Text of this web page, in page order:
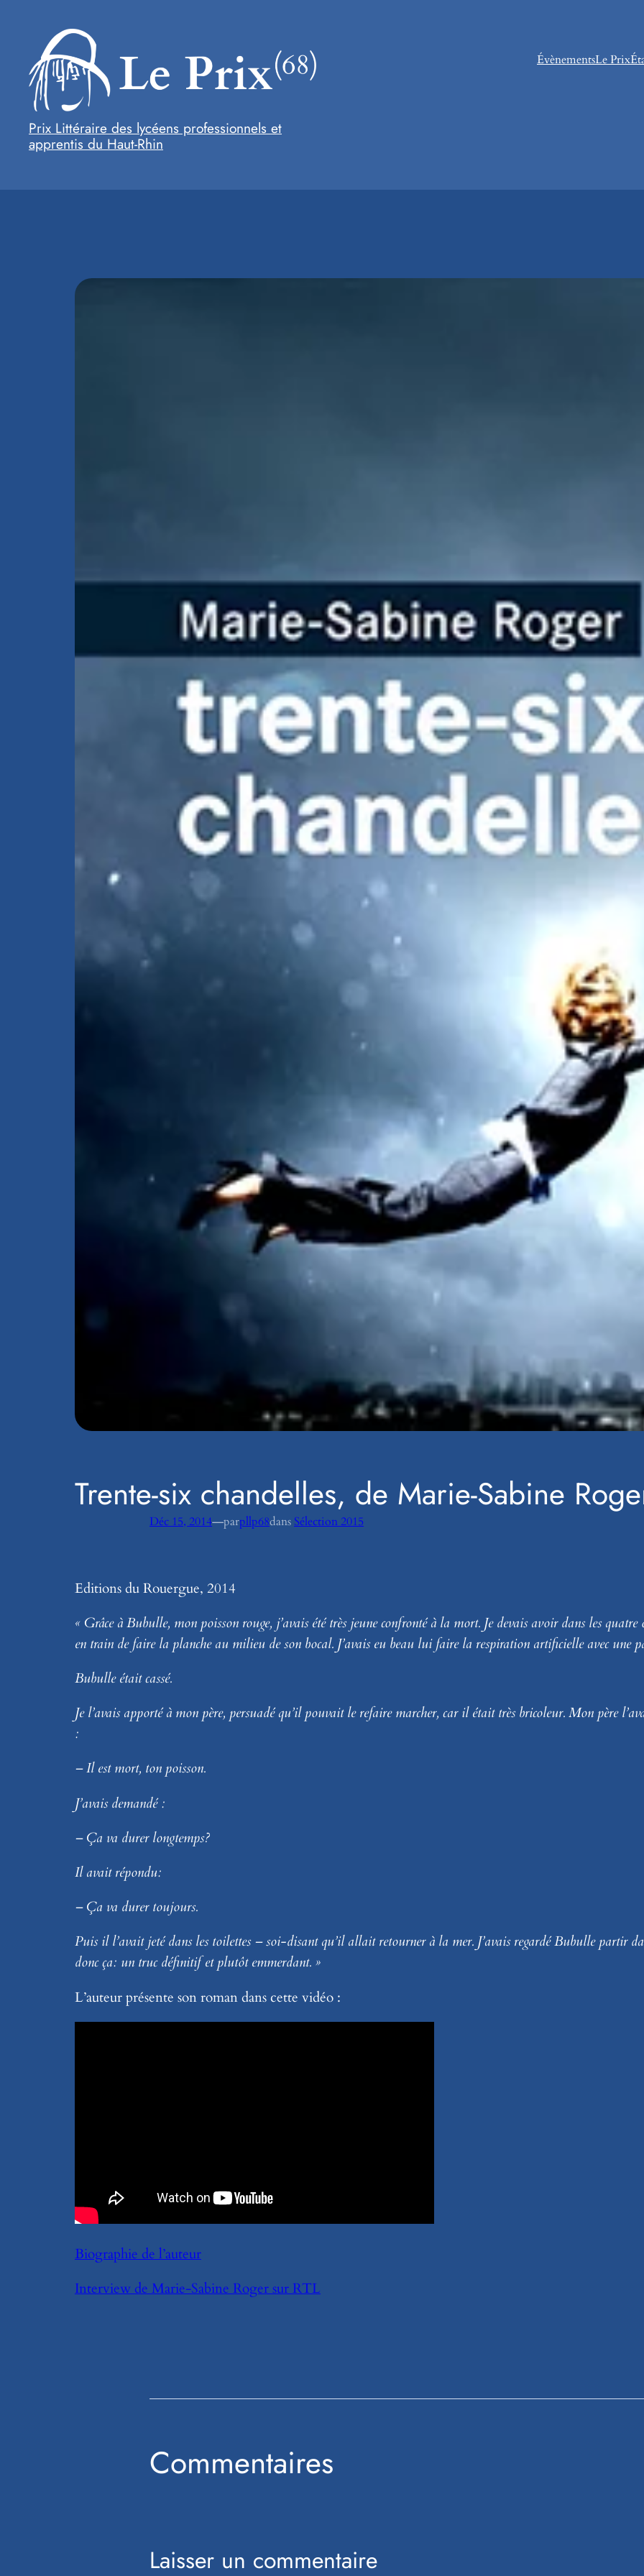
contenu
ÉvènementsLe Prix
Prix Littéraire des lycéens professionnels et
apprentis du Haut-Rhin
Trente-six chandelles, de Marie-Sabine
Déc 15, 2014—parpllp68dans Sélection 2015
Editions du Rouergue, 2014
« Grâce à Bubulle, mon poisson rouge, j’avais été très jeune confronté à la mort. Je devais avoir dans les
en train de faire la planche au milieu de son bocal. J’avais eu beau lui faire la respiration artificielle avec une
Bubulle était cassé.
Je l’avais apporté à mon père, persuadé qu’il pouvait le refaire marcher, car il était très bricoleur. Mon père
:
– Il est mort, ton poisson.
J’avais demandé :
– Ça va durer longtemps?
Il avait répondu:
– Ça va durer toujours.
Puis il l’avait jeté dans les toilettes – soi-disant qu’il allait retourner à la mer. J’avais regardé Bubulle partir
donc ça: un truc définitif et plutôt emmerdant. »
L’auteur présente son roman dans cette vidéo :
Biographie de l’auteur
Interview de Marie-Sabine Roger sur RTL
Commentaires
Laisser un commentaire